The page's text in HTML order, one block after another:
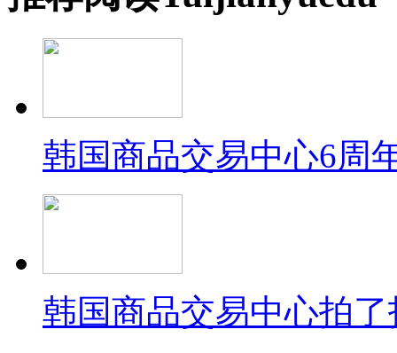
韩国商品交易中心6周
韩国商品交易中心拍